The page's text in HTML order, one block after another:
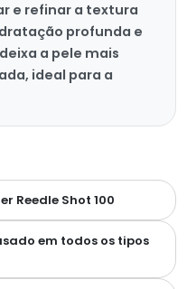
e refinar a textura
profunda e
a pele mais
ideal para a
Reedle Shot 100
em todos os tipos